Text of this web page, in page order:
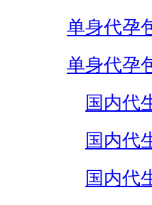
单身代孕
单身代孕
国内代
国内代
国内代